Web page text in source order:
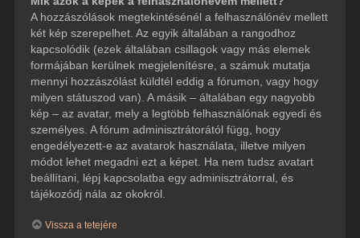
A hozzászólások megtekintésénél a felhasználónév mellett
két kép szerepelhet. Az egyik általában a rangodhoz
kapcsolódik (ezek általában csillagok vagy más elemek
formájában kerülnek megjelenítésre, a számuk mutatja
mennyi hozzászólást küldtél eddig a fórumon, vagy hogy
milyen státuszod van). A másik – általában egy nagyobb
kép – az avatar, mely a legtöbb felhasználónak egyedi és
személyes. A fórum adminisztrátorától függ, hogy
engedélyezett-e az avatarok használata, illetve milyen
módot lehet megadni ezt a képet. Ha nem tudsz avatart
beállítani, lépj kapcsolatba egy adminisztrátorral, és
tájékozódj nála az okokról.
Vissza a tetejére